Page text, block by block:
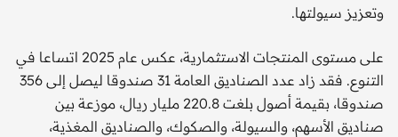
وتعزيز سيولتها.
على مستوى المنتجات الاستثمارية، عكس عام 2025 اتساعا في
التنوع. فقد زاد عدد الصناديق العامة 31 صندوقا ليصل إلى 356
صندوقا، بقيمة أصول بلغت 220.8 مليار ريال، موزعة بين
صناديق الأسهم، والسيولة، والصكوك، والصناديق المغذية،